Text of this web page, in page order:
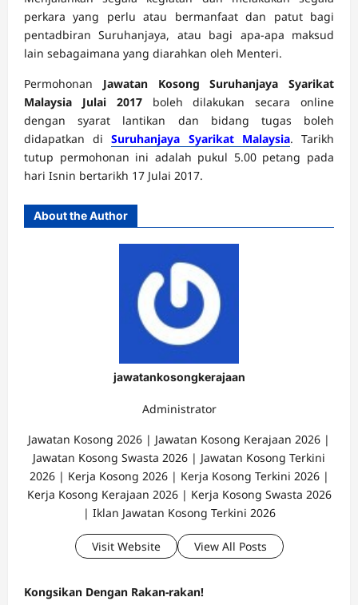
perkara yang perlu atau bermanfaat dan patut bagi
pentadbiran Suruhanjaya, atau bagi apa-apa maksud
lain sebagaimana yang diarahkan oleh Menteri.
Permohonan Jawatan Kosong Suruhanjaya Syarikat
Malaysia Julai 2017boleh dilakukan secara online
dengan syarat lantikan dan bidang tugas boleh
didapatkan diSuruhanjaya Syarikat Malaysia. Tarikh
tutup permohonan ini adalah pukul 5.00 petang pada
hari Isnin bertarikh 17 Julai 2017.
About the Author
jawatankosongkerajaan
Administrator
Jawatan Kosong 2026 | Jawatan Kosong Kerajaan 2026 |
Jawatan Kosong Swasta 2026 | Jawatan Kosong Terkini
2026 | Kerja Kosong 2026 | Kerja Kosong Terkini 2026 |
Kerja Kosong Kerajaan 2026 | Kerja Kosong Swasta 2026
| Iklan Jawatan Kosong Terkini 2026
Visit Website View All Posts
Kongsikan Dengan Rakan-rakan!